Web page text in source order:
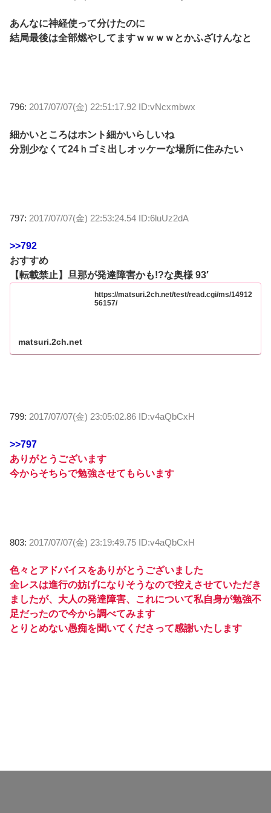
あんなに神経使って分けたのに
結局最後は全部燃やしてますｗｗｗｗとかふざけんなと
796: 2017/07/07(金) 22:51:17.92 ID:vNcxmbwx
細かいところはホント細かいらしいね
分別少なくて24ｈゴミ出しオッケーな場所に住みたい
797: 2017/07/07(金) 22:53:24.54 ID:6luUz2dA
>>792
おすすめ
【転載禁止】旦那が発達障害かも!?な奥様 93′
https://matsuri.2ch.net/test/read.cgi/ms/14912
56157/
matsuri.2ch.net
799: 2017/07/07(金) 23:05:02.86 ID:v4aQbCxH
>>797
ありがとうございます
今からそちらで勉強させてもらいます
803: 2017/07/07(金) 23:19:49.75 ID:v4aQbCxH
色々とアドバイスをありがとうございました
全レスは進行の妨げになりそうなので控えさせていただき
ましたが、大人の発達障害、これについて私自身が勉強不
足だったので今から調べてみます
とりとめない愚痴を聞いてくださって感謝いたします